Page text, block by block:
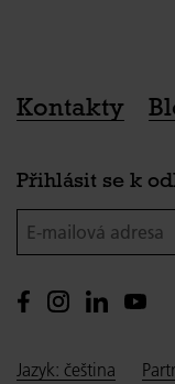
Kontakty
Přihlásit se k
E-mailová adresa
Jazyk: čeština